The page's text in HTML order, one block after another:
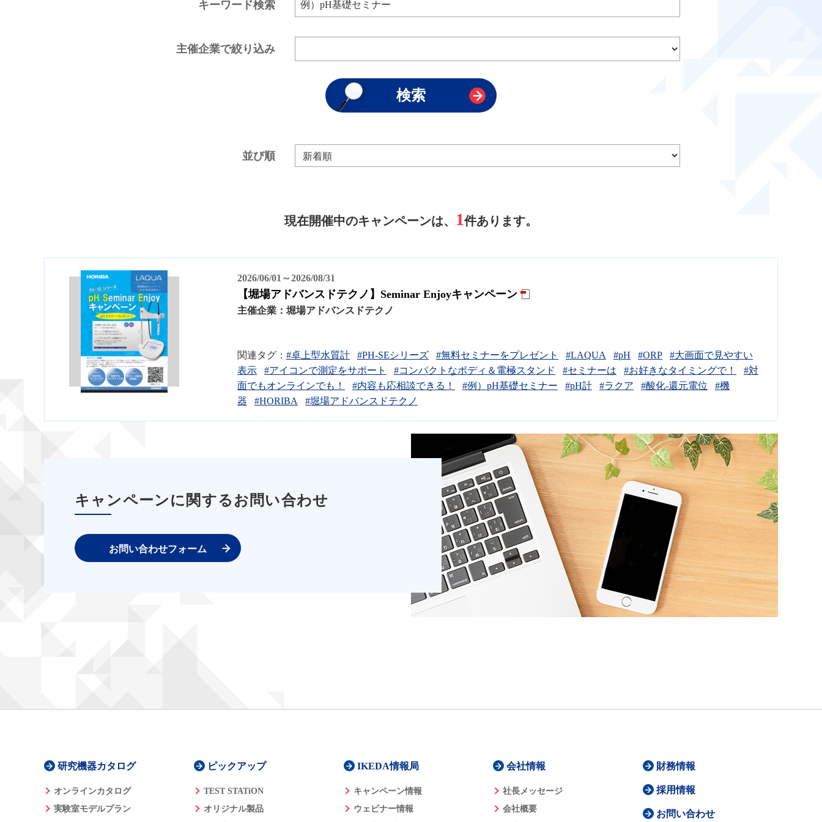
キーワード検索
主催企業で絞り込み
並び順
現在開催中のキャンペーンは、 1件あります。
2026/06/01～2026/08/31
【堀場アドバンスドテクノ】Seminar Enjoyキャンペーン
主催企業： 堀場アドバンスドテクノ
関連タグ： #卓上型水質計 #PH-SEシリーズ #無料セミナーをプレゼント #LAQUA #pH #ORP
#大画面で見やすい
表示
#アイコンで測定をサポート #コンパクトなボディ＆電極スタンド #セミナーは #お好きなタイミングで！
#対
面でもオンラインでも！
#内容も応相談できる！ #例）pH基礎セミナー #pH計 #ラクア #酸化-還元電位
#機
器
#HORIBA #堀場アドバンスドテクノ
キャンペーンに関するお問い合わせ
お問い合わせフォーム
研究機器カタログ
オンラインカタログ
実験室モデルプラン
ピックアップ
TEST STATiON
オリジナル製品
IKEDA情報局
キャンペーン情報
ウェビナー情報
会社情報
社長メッセージ
会社概要
財務情報
採用情報
お問い合わせ